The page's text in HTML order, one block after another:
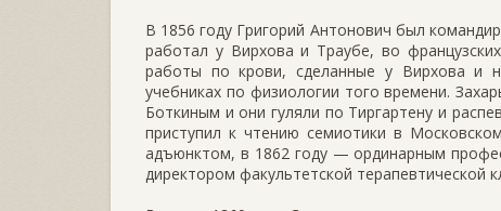
В 1856 году Григорий Антонович был
работал у Вирхова и Траубе, во
работы по крови, сделанные у Вирхова и
учебниках по физиологии того времени.
Боткиным и они гуляли по Тиргартену и
приступил к чтению семиотики в
адъюнктом, в 1862 году — ординарным
директором факультетской терапевтической